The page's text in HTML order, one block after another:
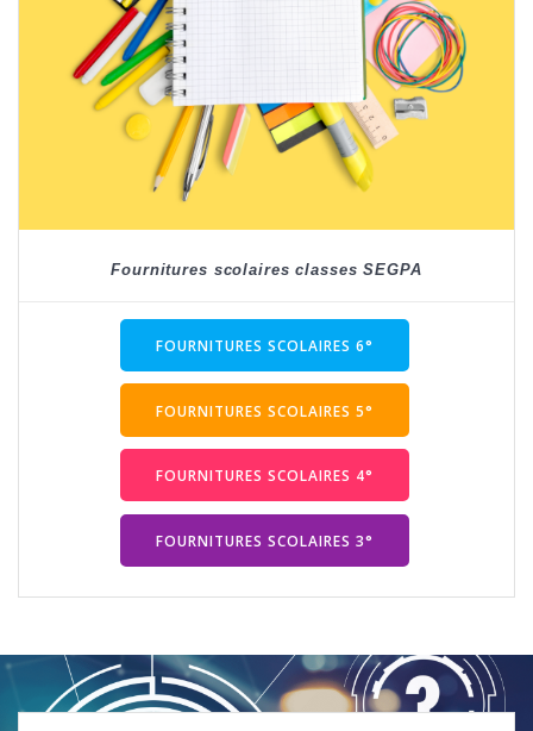
Fournitures scolaires classes SEGPA
FOURNITURES SCOLAIRES 6°
FOURNITURES SCOLAIRES 5°
FOURNITURES SCOLAIRES 4°
FOURNITURES SCOLAIRES 3°